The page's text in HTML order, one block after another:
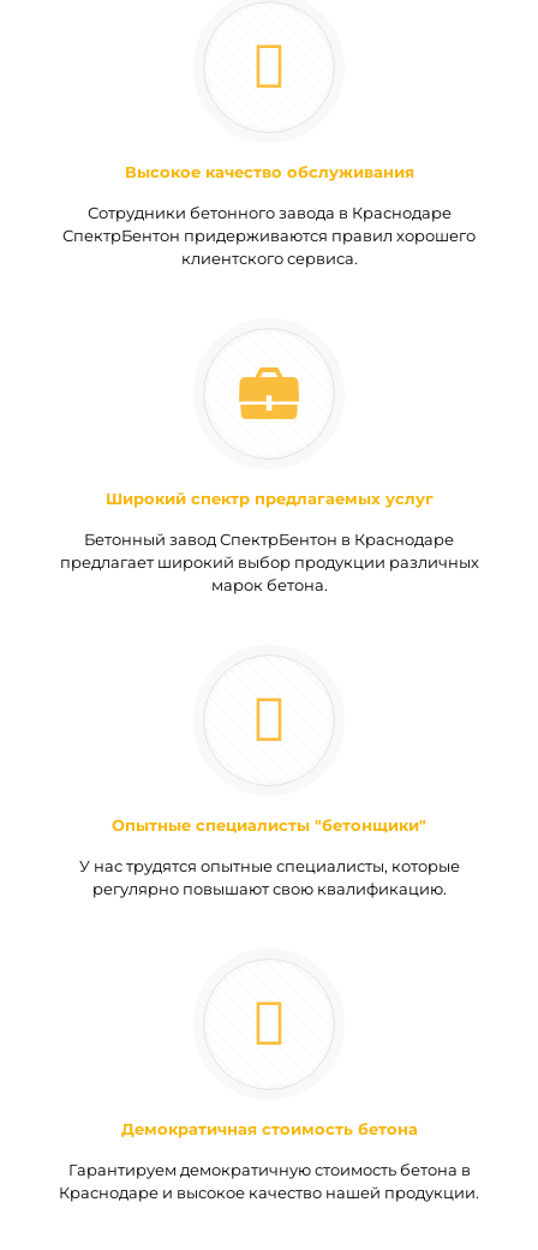
Высокое качество обслуживания
Сотрудники бетонного завода в Краснодаре
СпектрБентон придерживаются правил хорошего
клиентского сервиса.
Широкий спектр предлагаемых услуг
Бетонный завод СпектрБентон в Краснодаре
предлагает широкий выбор продукции различных
марок бетона.
Опытные специалисты "бетонщики"
У нас трудятся опытные специалисты, которые
регулярно повышают свою квалификацию.
Демократичная стоимость бетона
Гарантируем демократичную стоимость бетона в
Краснодаре и высокое качество нашей продукции.